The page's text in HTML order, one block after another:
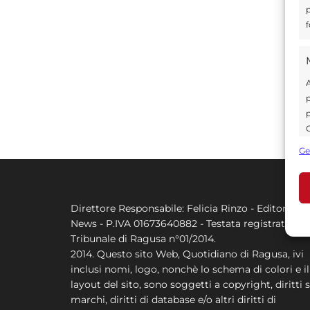
Direttore Responsabile: Felicia Rinzo - Editore
News - P.IVA 01673640882 - Testata registrata al
Tribunale di Ragusa n°01/2014.
2014. Questo sito Web, Quotidiano di Ragusa, ivi
inclusi nomi, logo, nonchè lo schema di colori e il
layout del sito, sono soggetti a copyright, diritti
marchi, diritti di database e/o altri diritti di